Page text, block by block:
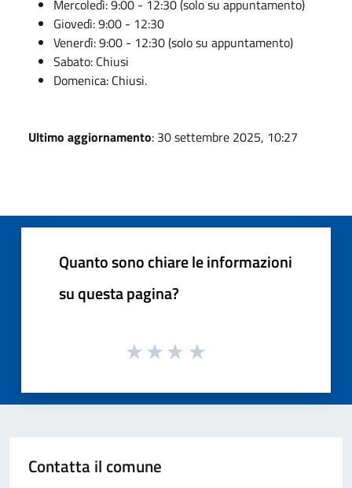
Mercoledì: 9:00 - 12:30 (solo su appuntamento)
Giovedì: 9:00 - 12:30
Venerdì: 9:00 - 12:30 (solo su appuntamento)
Sabato: Chiusi
Domenica: Chiusi.
Ultimo aggiornamento: 30 settembre 2025, 10:27
Quanto sono chiare le informazioni
su questa pagina?
Contatta il comune